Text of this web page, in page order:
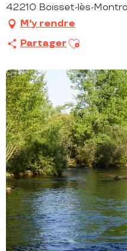
42210 Boisset-lès-
M'y rendre
Partager Ajouter aux